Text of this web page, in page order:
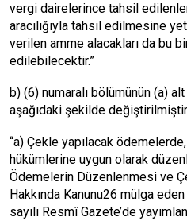
vergi dairelerince tahsil
aracılığıyla tahsil edilmesine
verilen amme alacakları da bu
edilebilecektir.”
b) (6) numaralı bölümünün (a)
aşağıdaki şekilde
“a) Çekle yapılacak
hükümlerine uygun olarak
Ödemelerin Düzenlenmesi ve
Hakkında Kanunu26 mülga
sayılı Resmî Gazete’de